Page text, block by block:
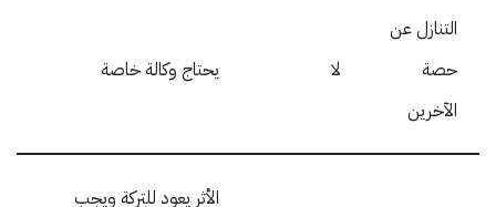
التنازل عن
حصة
الآخرين
لا يحتاج وكالة خاصة
الأثر يعود للتركة ويجب